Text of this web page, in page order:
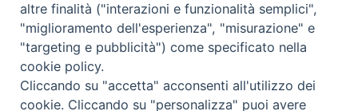
Copyright © 2019 - Tutti i diritti riservati - Vita
Trentina Editrice
altre finalità ("interazioni e funzionalità semplici",
"miglioramento dell'esperienza", "misurazione" e
"targeting e pubblicità") come specificato nella
cookie policy.
Cliccando su "accetta" acconsenti all'utilizzo dei
cookie. Cliccando su "personalizza" puoi avere